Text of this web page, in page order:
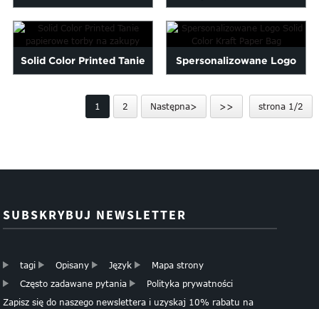
zakupy z papieru Kraft z
wysokim ...
papierowa torba na zakupy
z wysokiej ...
Solid Color Printed Tanie
Spersonalizowane Logo
1 2 Następna> >> strona 1/2
SUBSKRYBUJ NEWSLETTER
tagi Opisany Język
Mapa strony
Często zadawane pytania
Polityka prywatności
Zapisz się do naszego newslettera i uzyskaj 10% rabatu na